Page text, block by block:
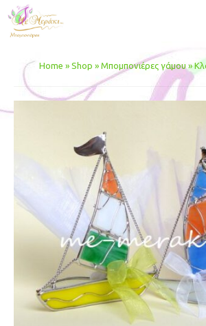
Home » Shop » Μπομπονιέρες γάμου »